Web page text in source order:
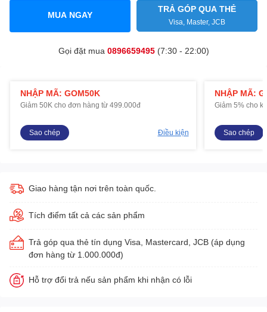
MUA NGAY
TRẢ GÓP QUA THẺ
Visa, Master, JCB
Gọi đặt mua 0896659495(7:30 - 22:00)
NHẬP MÃ: GOM50K
Giảm 50K cho đơn hàng từ 499.000đ
Sao chép Điều kiện
NHẬP MÃ:
Giảm 5% cho
Sao chép
Giao hàng tận nơi trên toàn quốc.
Tích điểm tất cả các sản phẩm
Trả góp qua thẻ tín dụng Visa, Mastercard, JCB (áp dụng
đơn hàng từ 1.000.000đ)
Hỗ trợ đổi trả nếu sản phẩm khi nhận có lỗi